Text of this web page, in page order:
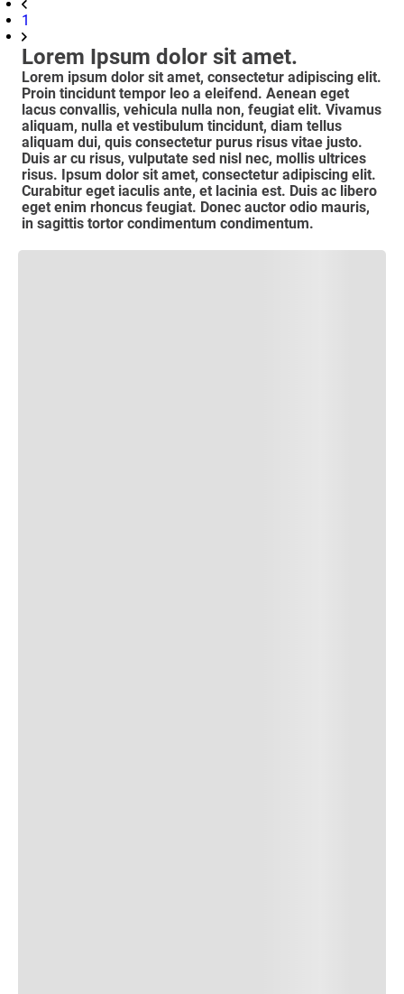
1
Lorem Ipsum dolor sit amet.
Lorem ipsum dolor sit amet, consectetur adipiscing elit.
Proin tincidunt tempor leo a eleifend. Aenean eget
lacus convallis, vehicula nulla non, feugiat elit. Vivamus
aliquam, nulla et vestibulum tincidunt, diam tellus
aliquam dui, quis consectetur purus risus vitae justo.
Duis ar cu risus, vulputate sed nisl nec, mollis ultrices
risus. Ipsum dolor sit amet, consectetur adipiscing elit.
Curabitur eget iaculis ante, et lacinia est. Duis ac libero
eget enim rhoncus feugiat. Donec auctor odio mauris,
in sagittis tortor condimentum condimentum.